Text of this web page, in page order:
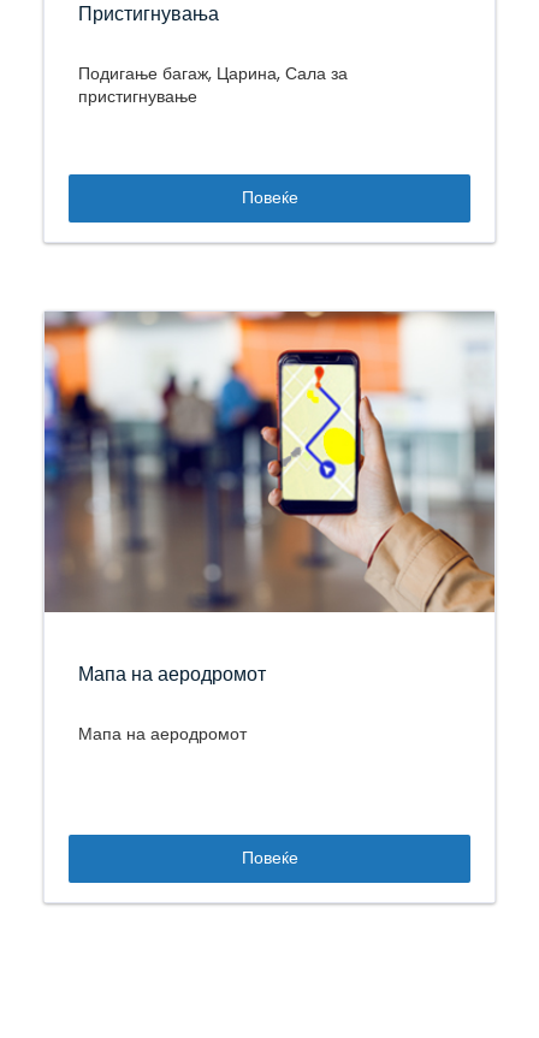
Пристигнувања
Подигање багаж, Царина, Сала за
пристигнување
Повеќе
Мапа на аеродромот
Мапа на аеродромот
Повеќе